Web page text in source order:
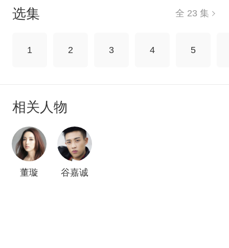
全 23 集
选集
1 2 3 4 5
相关人物
董璇 谷嘉诚